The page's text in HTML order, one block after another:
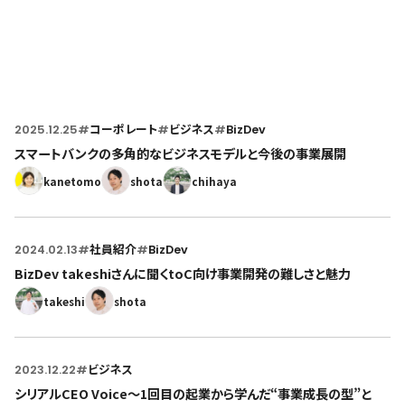
2025.12.25#コーポレート#ビジネス#BizDev
スマートバンクの多角的なビジネスモデルと今後の事業展開
kanetomo shota chihaya
2024.02.13#社員紹介#BizDev
BizDev takeshiさんに聞くtoC向け事業開発の難しさと魅力
takeshi shota
2023.12.22#ビジネス
シリアルCEO Voice〜1回目の起業から学んだ“事業成長の型”と